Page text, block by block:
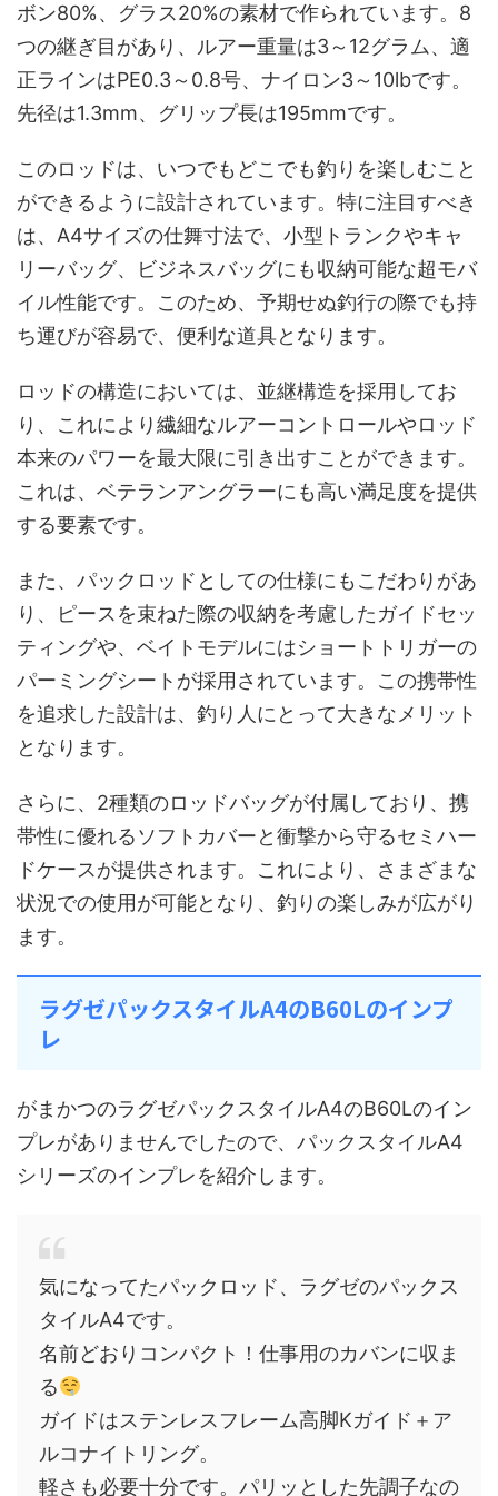
ボン80%、グラス20%の素材で作られています。8
つの継ぎ目があり、ルアー重量は3～12グラム、適
正ラインはPE0.3～0.8号、ナイロン3～10lbです。
先径は1.3mm、グリップ長は195mmです。
このロッドは、いつでもどこでも釣りを楽しむこと
ができるように設計されています。特に注目すべき
は、A4サイズの仕舞寸法で、小型トランクやキャ
リーバッグ、ビジネスバッグにも収納可能な超モバ
イル性能です。このため、予期せぬ釣行の際でも持
ち運びが容易で、便利な道具となります。
ロッドの構造においては、並継構造を採用してお
り、これにより繊細なルアーコントロールやロッド
本来のパワーを最大限に引き出すことができます。
これは、ベテランアングラーにも高い満足度を提供
する要素です。
また、パックロッドとしての仕様にもこだわりがあ
り、ピースを束ねた際の収納を考慮したガイドセッ
ティングや、ベイトモデルにはショートトリガーの
パーミングシートが採用されています。この携帯性
を追求した設計は、釣り人にとって大きなメリット
となります。
さらに、2種類のロッドバッグが付属しており、携
帯性に優れるソフトカバーと衝撃から守るセミハー
ドケースが提供されます。これにより、さまざまな
状況での使用が可能となり、釣りの楽しみが広がり
ます。
ラグゼパックスタイルA4のB60Lのインプ
レ
がまかつのラグゼパックスタイルA4のB60Lのイン
プレがありませんでしたので、パックスタイルA4
シリーズのインプレを紹介します。
気になってたパックロッド、ラグゼのパックス
タイルA4です。
名前どおりコンパクト！仕事用のカバンに収ま
る
ガイドはステンレスフレーム高脚Kガイド＋ア
ルコナイトリング。
軽さも必要十分です。パリッとした先調子なの